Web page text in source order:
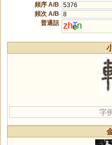
頻序 A/B
5376
頻次 A/B
8
普通話 zh n
字